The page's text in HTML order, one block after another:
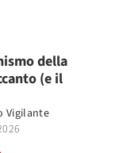
della
(e il
Vigilante